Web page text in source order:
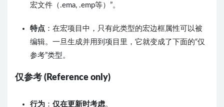
宏文件（.ema, .emp等）”。
特点 ：在宏项目中，只有此类型的宏边框属性可以被
编辑。一旦生成并用到项目里，它就变成了下面的“仅
参考”类型。
仅参考 (Reference only)
行为 ： 仅在更新时考虑。